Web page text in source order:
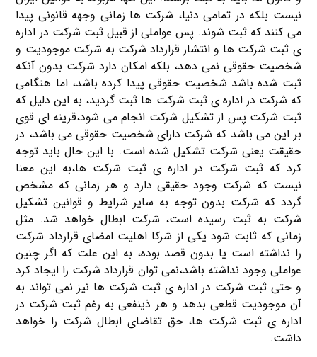
نیست بلکه در تمامی دنیا، شرکت ها زمانی وجهه قانونی پیدا
می کنند که ثبت شوند. پس عواملی از قبیل ثبت شرکت در اداره
ی ثبت شرکت ها و انتشار قرارداد شرکت به شرکت موجودیت و
شخصیت حقوقی نمی دهد، بلکه امکان دارد شرکت بدون آنکه
ثبت شده باشد شخصیت حقوقی پیدا کرده باشد، اما هنگامی
که شرکت در اداره ی ثبت شرکت ها ثبت گردید، به این دلیل که
ثبت شرکت پس از تشکیل شرکت انجام می شود،قرینه ای قوی
بر این می باشد که شرکت دارای شخصیت حقوقی می باشد، در
حقیقت یعنی شرکت تشکیل شده است. با این حال باید توجه
کرد که ثبت شرکت در اداره ی ثبت شرکت ها،به این معنا
نیست که شرکت وجود حقیقی دارد و هر زمانی که مشخص
گردد که شرکت بدون توجه به سایر شرایط و قوانین تشکیل
شرکت به ثبت رسیده است، شرکت ابطال خواهد شد. مثل
زمانی که ثابت شود یکی از شرکا اهلیت امضای قرارداد شرکت
را نداشته است یا بدون قصد بوده، به این علت که اگر چنین
عواملی وجود نداشته باشد،نمی توان قرارداد شرکت را ایجاد کرد
و حتی ثبت شرکت در اداره ی ثبت شرکت ها نیز نمی تواند به
آن موجودیت قطعی بدهد و هر ذینفعی به رغم ثبت شرکت در
اداره ی ثبت شرکت ها، حق تقاضای ابطال شرکت را خواهد
داشت.